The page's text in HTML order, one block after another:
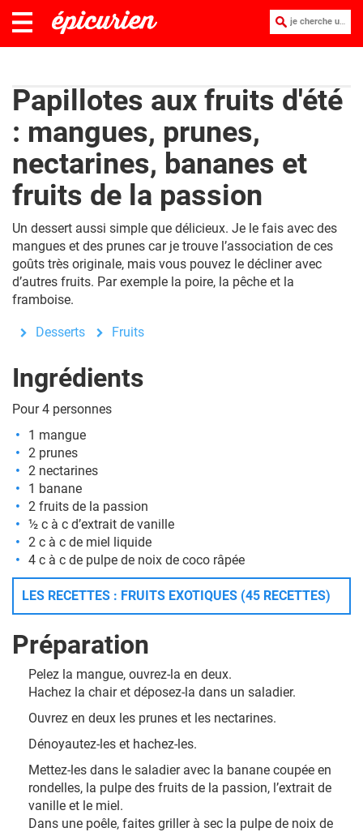
je cherche une recette :
Papillotes aux fruits d'été
: mangues, prunes,
nectarines, bananes et
fruits de la passion
Un dessert aussi simple que délicieux. Je le fais avec des
mangues et des prunes car je trouve l’association de ces
goûts très originale, mais vous pouvez le décliner avec
d’autres fruits. Par exemple la poire, la pêche et la
framboise.
Desserts Fruits
Ingrédients
Pour 4 personnes
1 mangue
2 prunes
2 nectarines
1 banane
2 fruits de la passion
½ c à c d’extrait de vanille
2 c à c de miel liquide
4 c à c de pulpe de noix de coco râpée
LES RECETTES : FRUITS EXOTIQUES (45 RECETTES)
Préparation
Pelez la mangue, ouvrez-la en deux.
Hachez la chair et déposez-la dans un saladier.
Ouvrez en deux les prunes et les nectarines.
Dénoyautez-les et hachez-les.
Mettez-les dans le saladier avec la banane coupée en
rondelles, la pulpe des fruits de la passion, l’extrait de
vanille et le miel.
Dans une poêle, faites griller à sec la pulpe de noix de